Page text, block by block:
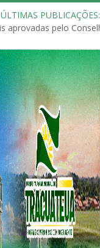
ÚLTIMAS PUBLICAÇÕES: